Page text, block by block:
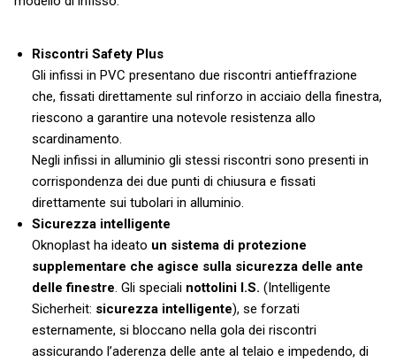
Riscontri Safety Plus
Gli infissi in PVC presentano due riscontri antieffrazione
che, fissati direttamente sul rinforzo in acciaio della finestra,
riescono a garantire una notevole resistenza allo
scardinamento.
Negli infissi in alluminio gli stessi riscontri sono presenti in
corrispondenza dei due punti di chiusura e fissati
direttamente sui tubolari in alluminio.
Sicurezza intelligente
Oknoplast ha ideato un sistema di protezione
supplementare che agisce sulla sicurezza delle ante
delle finestre . Gli speciali nottolini I.S. (Intelligente
Sicherheit: sicurezza intelligente), se forzati
esternamente, si bloccano nella gola dei riscontri
assicurando l’aderenza delle ante al telaio e impedendo, di